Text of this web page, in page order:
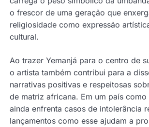
o frescor de uma geração que
religiosidade como expressão
cultural.
Ao trazer Yemanjá para o centro de
o artista também contribui para a
narrativas positivas e respeitosas
de matriz africana. Em um país como
ainda enfrenta casos de intolerância
lançamentos como esse ajudam a